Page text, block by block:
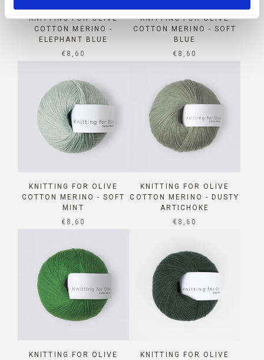
KNITTING FOR OLIVE
COTTON MERINO -
ELEPHANT BLUE
SALE PRICE
€8,60
KNITTING FOR OLIVE
COTTON MERINO - SOFT
BLUE
SALE PRICE
€8,60
KNITTING FOR OLIVE
COTTON MERINO - SOFT
MINT
SALE PRICE
€8,60
KNITTING FOR OLIVE
COTTON MERINO - DUSTY
ARTICHOKE
SALE PRICE
€8,60
KNITTING FOR OLIVE
KNITTING FOR OLIVE